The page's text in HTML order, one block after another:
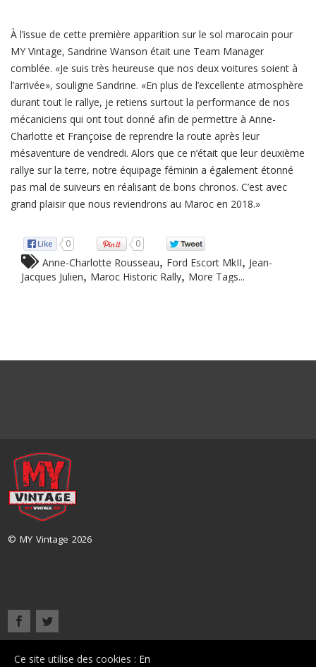
À l’issue de cette première apparition sur le sol marocain pour
MY Vintage, Sandrine Wanson était une Team Manager
comblée. «Je suis très heureuse que nos deux voitures soient à
l’arrivée», souligne Sandrine. «En plus de l’excellente atmosphère
durant tout le rallye, je retiens surtout la performance de nos
mécaniciens qui ont tout donné afin de permettre à Anne-
Charlotte et Françoise de reprendre la route après leur
mésaventure de vendredi. Alors que ce n’était que leur deuxième
rallye sur la terre, notre équipage féminin a également étonné
pas mal de suiveurs en réalisant de bons chronos. C’est avec
grand plaisir que nous reviendrons au Maroc en 2018.»
0 0
Anne-Charlotte Rousseau Ford Escort MkII
Jean-
Jacques Julien
Maroc Historic Rally More Tags...
© MY Vintage 2026
Accueil Présentation Nos véhicules
Ce site utilise des cookies : En